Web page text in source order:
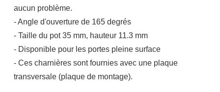
aucun problème.
- Angle d'ouverture de 165 degrés
- Taille du pot 35 mm, hauteur 11.3 mm
- Disponible pour les portes pleine surface
- Ces charnières sont fournies avec une plaque
transversale (plaque de montage).